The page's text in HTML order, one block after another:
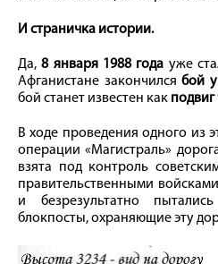
И страничка истории.
Да,8 января 1988 года уже
Афганистане закончилсябой
бой станет известен как
В ходе проведения одного из
операции «Магистраль»
взята под контроль
правительственными
и безрезультатно
блокпосты, охраняющие эту